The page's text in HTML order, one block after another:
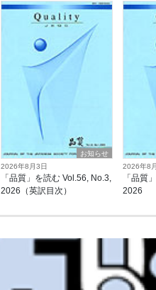
お知らせ
2026年8月3日
「品質」を読む Vol.56, No.3,
2026（英訳目次）
2026年8
「品質
2026